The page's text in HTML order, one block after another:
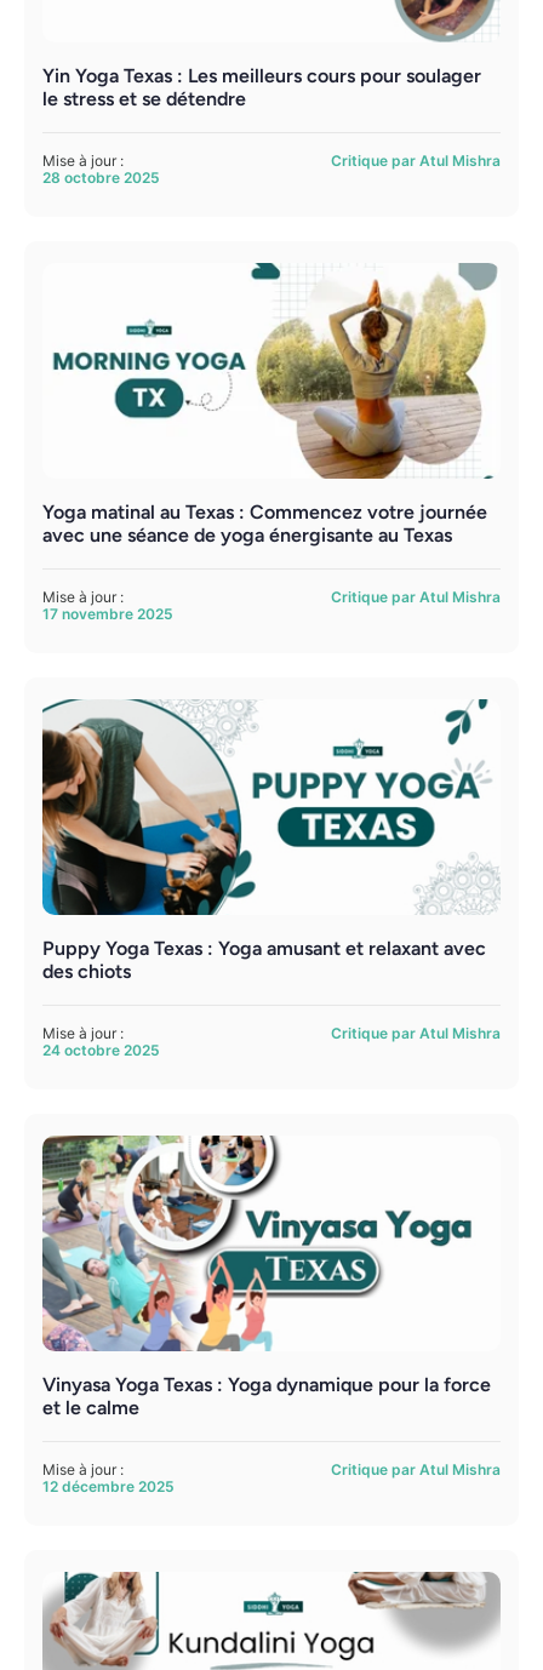
Yin Yoga Texas : Les meilleurs cours pour soulager
le stress et se détendre
Mise à jour :
28 octobre 2025
Critique par Atul Mishra
Yoga matinal au Texas : Commencez votre journée
avec une séance de yoga énergisante au Texas
Mise à jour :
17 novembre 2025
Critique par Atul Mishra
Puppy Yoga Texas : Yoga amusant et relaxant avec
des chiots
Mise à jour :
24 octobre 2025
Critique par Atul Mishra
Vinyasa Yoga Texas : Yoga dynamique pour la force
et le calme
Mise à jour :
12 décembre 2025
Critique par Atul Mishra